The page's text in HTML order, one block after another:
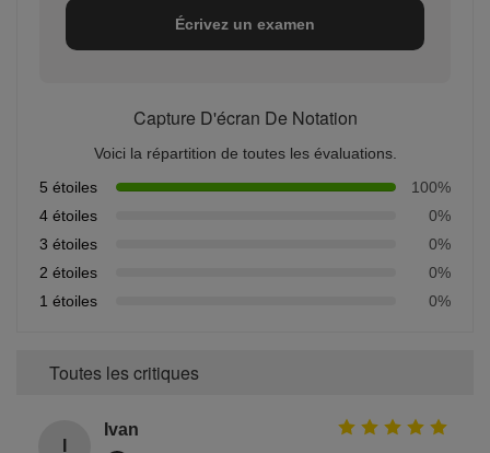
Écrivez un examen
Capture D'écran De Notation
Voici la répartition de toutes les évaluations.
5 étoiles
100%
4 étoiles
0%
3 étoiles
0%
2 étoiles
0%
1 étoiles
0%
Toutes les critiques
Ivan